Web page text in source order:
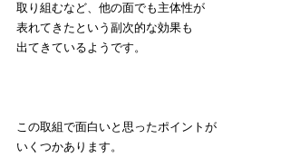
取り組むなど、他の面でも主体性が
表れてきたという副次的な効果も
出てきているようです。
この取組で面白いと思ったポイントが
いくつかあります。